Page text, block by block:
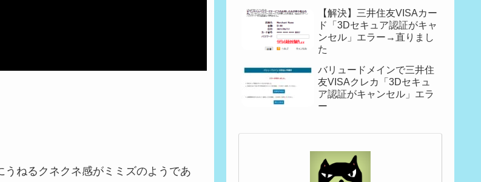
ねるクネクネ感がミミズのようであ
【解決】三井住友VISAカー
ド「3Dセキュア認証がキャ
ンセル」エラー→直りまし
た
バリュードメインで三井住
友VISAクレカ「3Dセキュ
ア認証がキャンセル」エラ
ー